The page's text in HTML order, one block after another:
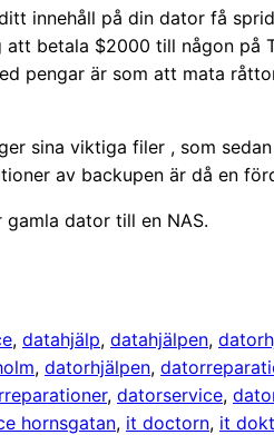
innehåll på din dator få
betala $2000 till någon på
pengar är som att mata
sina viktiga filer , som
av backupen är då en
gamla dator till en NAS.
, datahjälp, datahjälpen,
, datorhjälpen,
, datorservice,
hornsgatan, it doctorn, it